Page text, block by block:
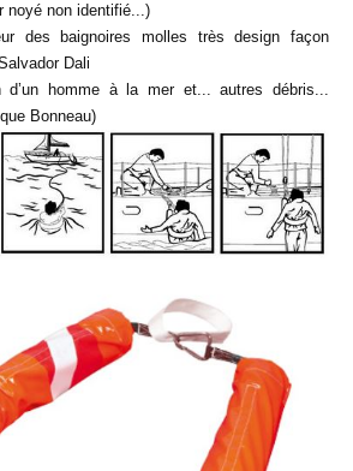
noyé non identifié...)
des baignoires molles très design façon
Dali
d’un homme à la mer et... autres débris...
Bonneau)